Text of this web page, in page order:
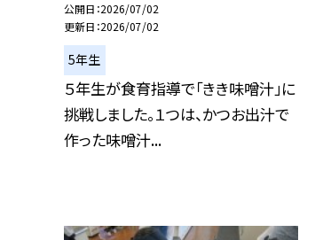
公開日 2026/07/02
更新日 2026/07/02
5年生
５年生が食育指導で「きき味噌汁」に
挑戦しました。１つは、かつお出汁で
作った味噌汁...